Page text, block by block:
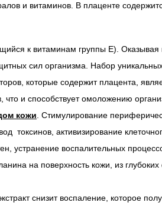
и витаминов. В плаценте
к витаминам группы Е).
сил организма. Набор
которые содержит плацента,
и способствует омоложению
кожи . Стимулирование
токсинов, активизирование
воспалительных
на поверхность кожи, из
снизит воспаление, которое